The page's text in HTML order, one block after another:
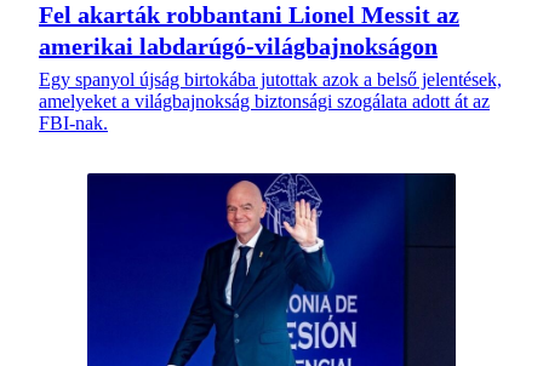
Fel akarták robbantani Lionel Messit az
amerikai labdarúgó-világbajnokságon
Egy spanyol újság birtokába jutottak azok a belső jelentések,
amelyeket a világbajnokság biztonsági szogálata adott át az
FBI-nak.